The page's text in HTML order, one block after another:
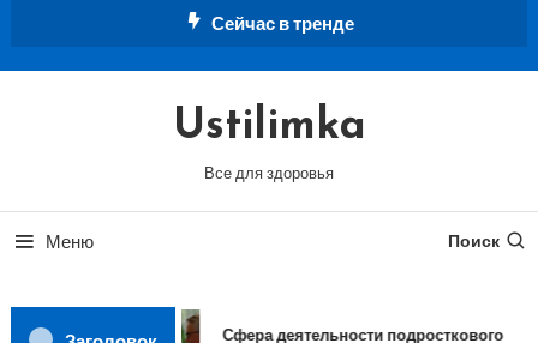
Сейчас в тренде
Ustilimka
Все для здоровья
Меню Поиск
Сфера деятельности подросткового